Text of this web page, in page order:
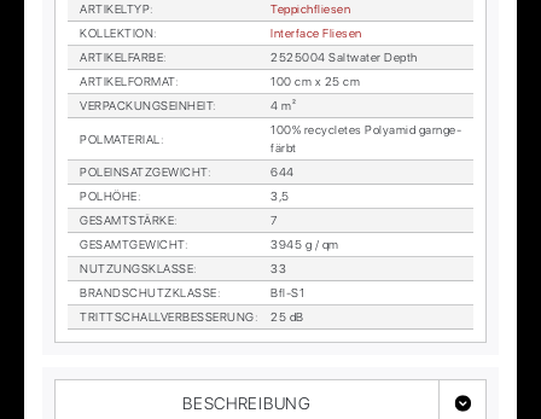
AR­TI­KEL­TYP:
Tep­pich­flie­sen
KOL­LEK­TI­ON:
In­ter­face Flie­sen
AR­TI­KEL­FAR­BE:
2525004 Salt­wa­ter Depth
AR­TI­KEL­FOR­MAT:
100 cm x 25 cm
VER­PA­CKUNGS­EIN­HEIT: 4 m²
POL­MA­TE­RI­AL :
100% re­cy­cle­tes Po­ly­amid garn­ge­
färbt
POL­EIN­SATZ­GE­WICHT:
644
POL­HÖ­HE:
3,5
GE­SAMT­STÄR­KE:
7
GE­SAMT­GE­WICHT:
3945 g / qm
NUT­ZUNGS­KLAS­SE:
33
BRAND­SCHUTZ­KLAS­SE:
Bfl-S1
TRITT­SCHALL­VER­BES­SE­RUNG: 25 dB
BESCHREIBUNG